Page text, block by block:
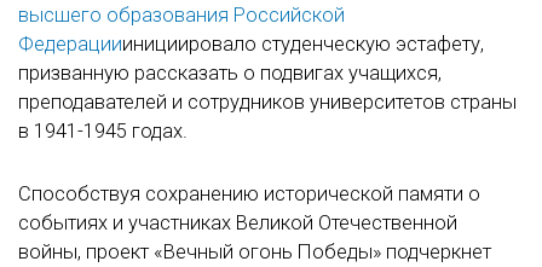
высшего образования Российской
Федерацииинициировало студенческую эстафету,
призванную рассказать о подвигах учащихся,
преподавателей и сотрудников университетов страны
в 1941-1945 годах.
Способствуя сохранению исторической памяти о
событиях и участниках Великой Отечественной
войны, проект «Вечный огонь Победы» подчеркнет